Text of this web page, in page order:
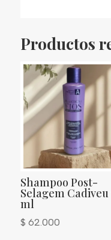
Productos
Shampoo Post-
Selagem Cadiveu
ml
$ 62.000